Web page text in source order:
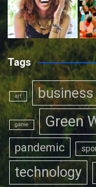
Tags
art business
game Green
pandemic
technology